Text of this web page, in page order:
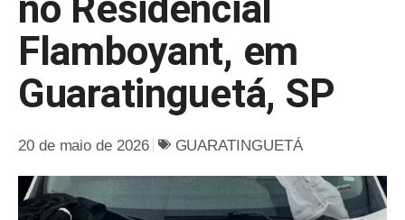
Flamboyant, em
Guaratinguetá, SP
20 de maio de 2026 GUARATINGUETÁ